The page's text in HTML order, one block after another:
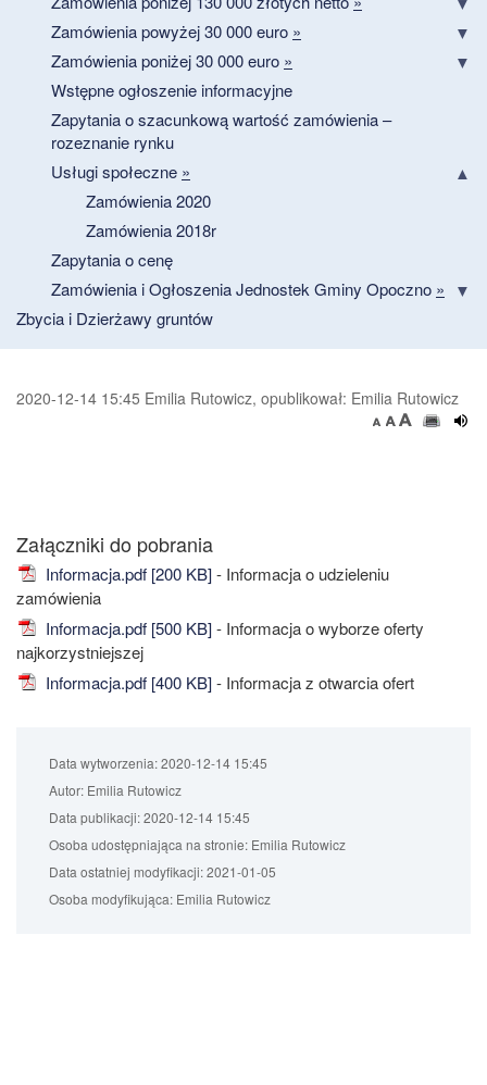
Zamówienia powyżej 30 000 euro »
Zamówienia poniżej 30 000 euro »
Wstępne ogłoszenie informacyjne
Zapytania o szacunkową wartość zamówienia –
rozeznanie rynku
Usługi społeczne »
Zamówienia 2020
Zamówienia 2018r
Zapytania o cenę
Zamówienia i Ogłoszenia Jednostek Gminy Opoczno »
Zbycia i Dzierżawy gruntów
2020-12-14 15:45 Emilia Rutowicz, opublikował: Emilia Rutowicz
Załączniki do pobrania
Informacja.pdf [200 KB]- Informacja o udzieleniu
zamówienia
Informacja.pdf [500 KB]- Informacja o wyborze oferty
najkorzystniejszej
Informacja.pdf [400 KB]- Informacja z otwarcia ofert
Data wytworzenia:2020-12-14 15:45
Autor: Emilia Rutowicz
Data publikacji:2020-12-14 15:45
Osoba udostępniająca na stronie: Emilia Rutowicz
Data ostatniej modyfikacji:2021-01-05
Osoba modyfikująca: Emilia Rutowicz